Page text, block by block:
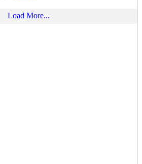
Load More...